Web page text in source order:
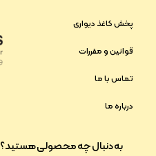
پخش کاغذ دیواری
قوانین و مقررات
تماس با ما
درباره ما
به دنبال چه محصولی هستید؟